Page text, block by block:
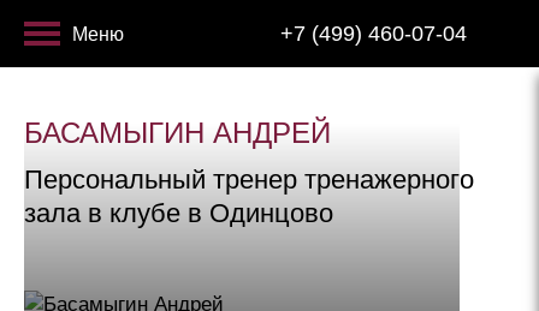
+7 (499) 460-07-04
Меню
БАСАМЫГИН АНДРЕЙ
Персональный тренер тренажерного
зала в клубе в Одинцово